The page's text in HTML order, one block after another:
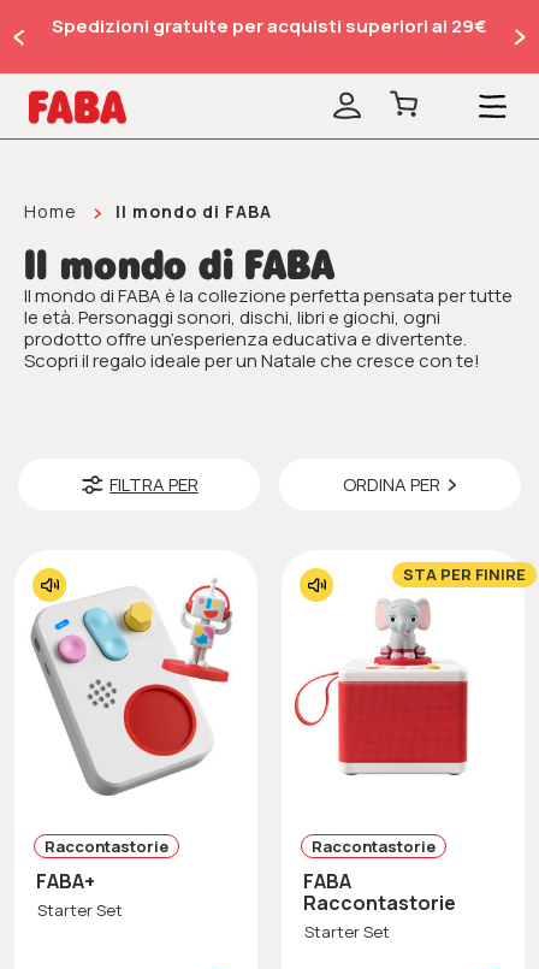
Spedizioni gratuite per acquisti superiori ai 29€
Home Il mondo di FABA
Il mondo di FABA
Il mondo di FABA è la collezione perfetta pensata per tutte
le età. Personaggi sonori, dischi, libri e giochi, ogni
prodotto offre un’esperienza educativa e divertente.
Scopri il regalo ideale per un Natale che cresce con te!
FILTRA PER ORDINA PER
Raccontastorie
FABA+
Starter Set
STA PER FINIRE
Raccontastorie
FABA
Raccontastorie
Starter Set